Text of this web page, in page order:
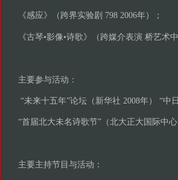
《感应》（跨界实验剧 798 2006年）；
《古琴•影像•诗歌》（跨媒介表演 桥艺术中
主要参与活动：
“未来十五年”论坛（新华社 2008年） “中
“首届北大未名诗歌节”（北大正大国际中心
主要主持节目与活动：